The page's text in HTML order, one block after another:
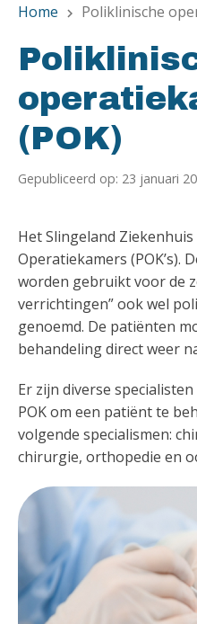
Home chevron_right Poliklinische
(POK)
Gepubliceerd op: 23 januari
Het Slingeland
Operatiekamers (POK’s).
worden gebruikt voor de
verrichtingen” ook wel
genoemd. De patiënten
behandeling direct weer
Er zijn diverse
POK om een patiënt te
volgende specialismen:
chirurgie, orthopedie en